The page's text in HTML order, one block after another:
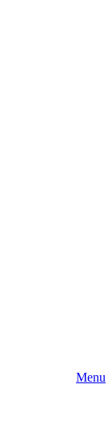
Menu